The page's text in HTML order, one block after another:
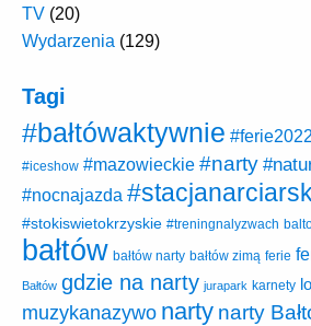
TV (20)
Wydarzenia (129)
Tagi
#bałtówaktywnie #ferie2022
#iceshow #mazowieckie #narty
#nocnajazda
#stokiswietokrzyskie #treningnalyzwach
bałtów bałtów narty bałtów zimą ferie
Bałtów gdzie na narty jurapark karnety
muzykanazywo narty narty